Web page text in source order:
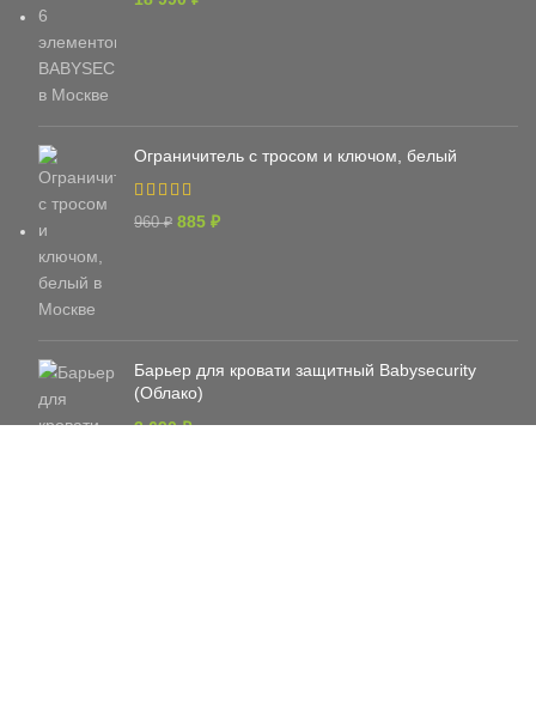
Ограничитель с тросом и ключом, белый
960₽ 885 ₽
Барьер для кровати защитный Babysecurity
(Облако)
3 690₽